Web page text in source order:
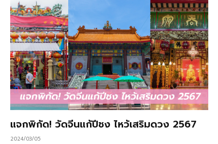
แจกพิกัด! วัดจีนแก้ปีชง ไหว้เสริมดวง 2567
2024/03/05